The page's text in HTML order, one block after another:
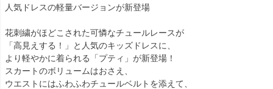
人気ドレスの軽量バージョンが新登場
花刺繍がほどこされた可憐なチュールレースが
「高見えする！」と人気のキッズドレスに、
より軽やかに着られる「プティ」が新登場！
スカートのボリュームはおさえ、
ウエストにはふわふわチュールベルトを添えて、